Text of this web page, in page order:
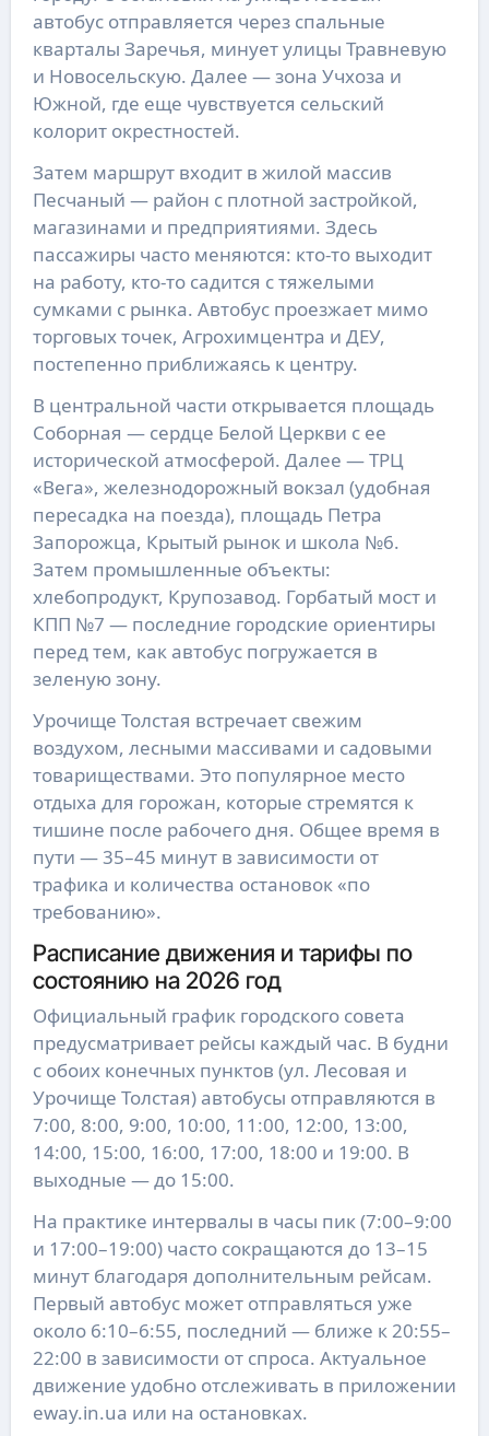
автобус отправляется через спальные
кварталы Заречья, минует улицы Травневую
и Новосельскую. Далее — зона Учхоза и
Южной, где еще чувствуется сельский
колорит окрестностей.
Затем маршрут входит в жилой массив
Песчаный — район с плотной застройкой,
магазинами и предприятиями. Здесь
пассажиры часто меняются: кто-то выходит
на работу, кто-то садится с тяжелыми
сумками с рынка. Автобус проезжает мимо
торговых точек, Агрохимцентра и ДЕУ,
постепенно приближаясь к центру.
В центральной части открывается площадь
Соборная — сердце Белой Церкви с ее
исторической атмосферой. Далее — ТРЦ
«Вега», железнодорожный вокзал (удобная
пересадка на поезда), площадь Петра
Запорожца, Крытый рынок и школа №6.
Затем промышленные объекты:
хлебопродукт, Крупозавод. Горбатый мост и
КПП №7 — последние городские ориентиры
перед тем, как автобус погружается в
зеленую зону.
Урочище Толстая встречает свежим
воздухом, лесными массивами и садовыми
товариществами. Это популярное место
отдыха для горожан, которые стремятся к
тишине после рабочего дня. Общее время в
пути — 35–45 минут в зависимости от
трафика и количества остановок «по
требованию».
Расписание движения и тарифы по
состоянию на 2026 год
Официальный график городского совета
предусматривает рейсы каждый час. В будни
с обоих конечных пунктов (ул. Лесовая и
Урочище Толстая) автобусы отправляются в
7:00, 8:00, 9:00, 10:00, 11:00, 12:00, 13:00,
14:00, 15:00, 16:00, 17:00, 18:00 и 19:00. В
выходные — до 15:00.
На практике интервалы в часы пик (7:00–9:00
и 17:00–19:00) часто сокращаются до 13–15
минут благодаря дополнительным рейсам.
Первый автобус может отправляться уже
около 6:10–6:55, последний — ближе к 20:55–
22:00 в зависимости от спроса. Актуальное
движение удобно отслеживать в приложении
eway.in.ua или на остановках.